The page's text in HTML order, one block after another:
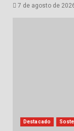
7 de agosto de
Destacado